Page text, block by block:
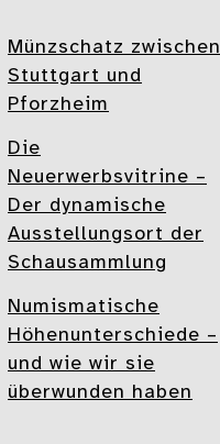
Münzschatz zwischen
Stuttgart und
Pforzheim
Die
Neuerwerbsvitrine –
Der dynamische
Ausstellungsort der
Schausammlung
Numismatische
Höhenunterschiede –
und wie wir sie
überwunden haben